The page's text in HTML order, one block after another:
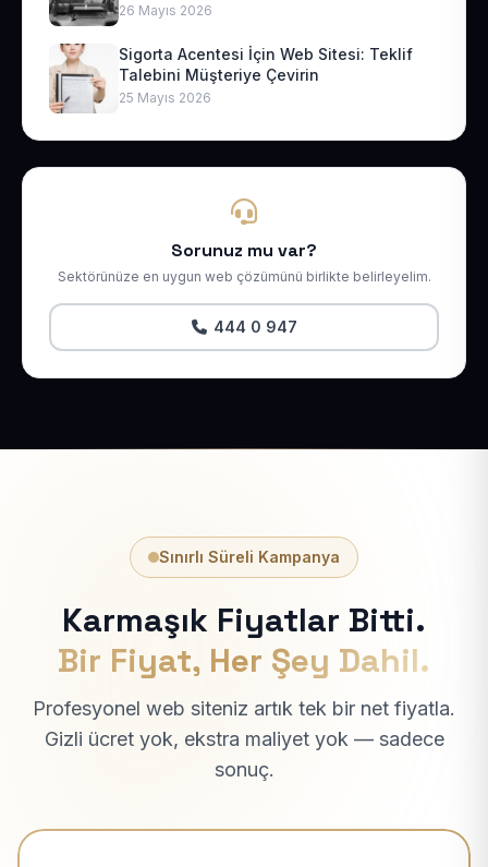
26 Mayıs 2026
Sigorta Acentesi İçin Web Sitesi: Teklif
Talebini Müşteriye Çevirin
25 Mayıs 2026
Sorunuz mu var?
Sektörünüze en uygun web çözümünü birlikte belirleyelim.
444 0 947
Sınırlı Süreli Kampanya
Karmaşık Fiyatlar Bitti.
Bir Fiyat, Her Şey Dahil.
Profesyonel web siteniz artık tek bir net fiyatla.
Gizli ücret yok, ekstra maliyet yok — sadece
sonuç.